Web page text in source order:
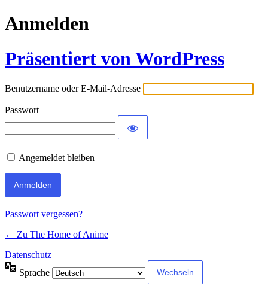
Anmelden
Präsentiert von WordPress
Benutzername oder E-Mail-Adresse
Passwort
Angemeldet bleiben
Passwort vergessen?
← Zu The Home of Anime
Datenschutz
Sprache